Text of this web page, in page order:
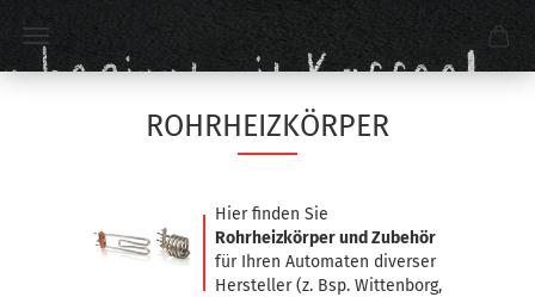
ROHRHEIZKÖRPER
Hier finden Sie
Rohrheizkörper und Zubehör
für Ihren Automaten diverser
Hersteller (z. Bsp. Wittenborg,